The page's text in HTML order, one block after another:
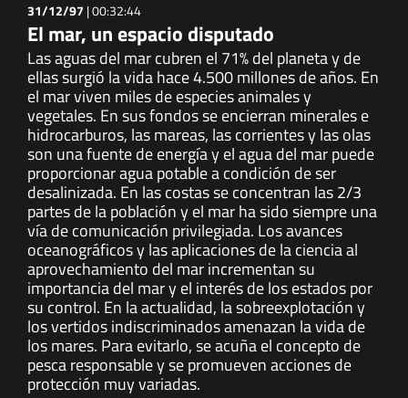
31/12/97 |00:32:44
El mar, un espacio disputado
Las aguas del mar cubren el 71% del planeta y de
ellas surgió la vida hace 4.500 millones de años. En
el mar viven miles de especies animales y
vegetales. En sus fondos se encierran minerales e
hidrocarburos, las mareas, las corrientes y las olas
son una fuente de energía y el agua del mar puede
proporcionar agua potable a condición de ser
desalinizada. En las costas se concentran las 2/3
partes de la población y el mar ha sido siempre una
vía de comunicación privilegiada. Los avances
oceanográficos y las aplicaciones de la ciencia al
aprovechamiento del mar incrementan su
importancia del mar y el interés de los estados por
su control. En la actualidad, la sobreexplotación y
los vertidos indiscriminados amenazan la vida de
los mares. Para evitarlo, se acuña el concepto de
pesca responsable y se promueven acciones de
protección muy variadas.